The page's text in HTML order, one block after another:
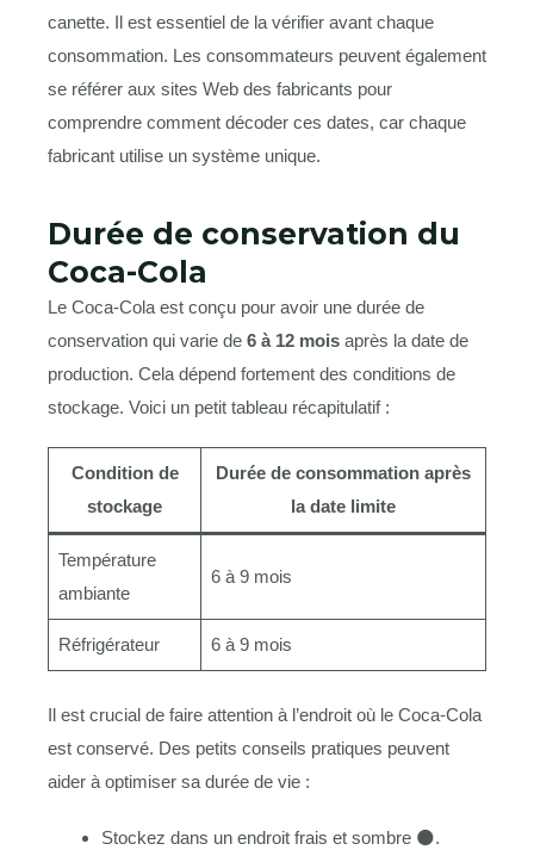
canette. Il est essentiel de la vérifier avant chaque
consommation. Les consommateurs peuvent également
se référer aux sites Web des fabricants pour
comprendre comment décoder ces dates, car chaque
fabricant utilise un système unique.
Durée de conservation du
Coca-Cola
Le Coca-Cola est conçu pour avoir une durée de
conservation qui varie de 6 à 12 mois après la date de
production. Cela dépend fortement des conditions de
stockage. Voici un petit tableau récapitulatif :
Condition de
stockage
Durée de consommation après
la date limite
Température
ambiante
6 à 9 mois
Réfrigérateur 6 à 9 mois
Il est crucial de faire attention à l’endroit où le Coca-Cola
est conservé. Des petits conseils pratiques peuvent
aider à optimiser sa durée de vie :
Stockez dans un endroit frais et sombre 🌑.